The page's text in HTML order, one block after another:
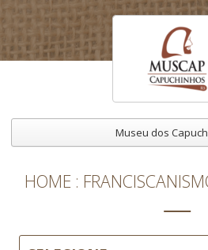
Museu dos
HOME